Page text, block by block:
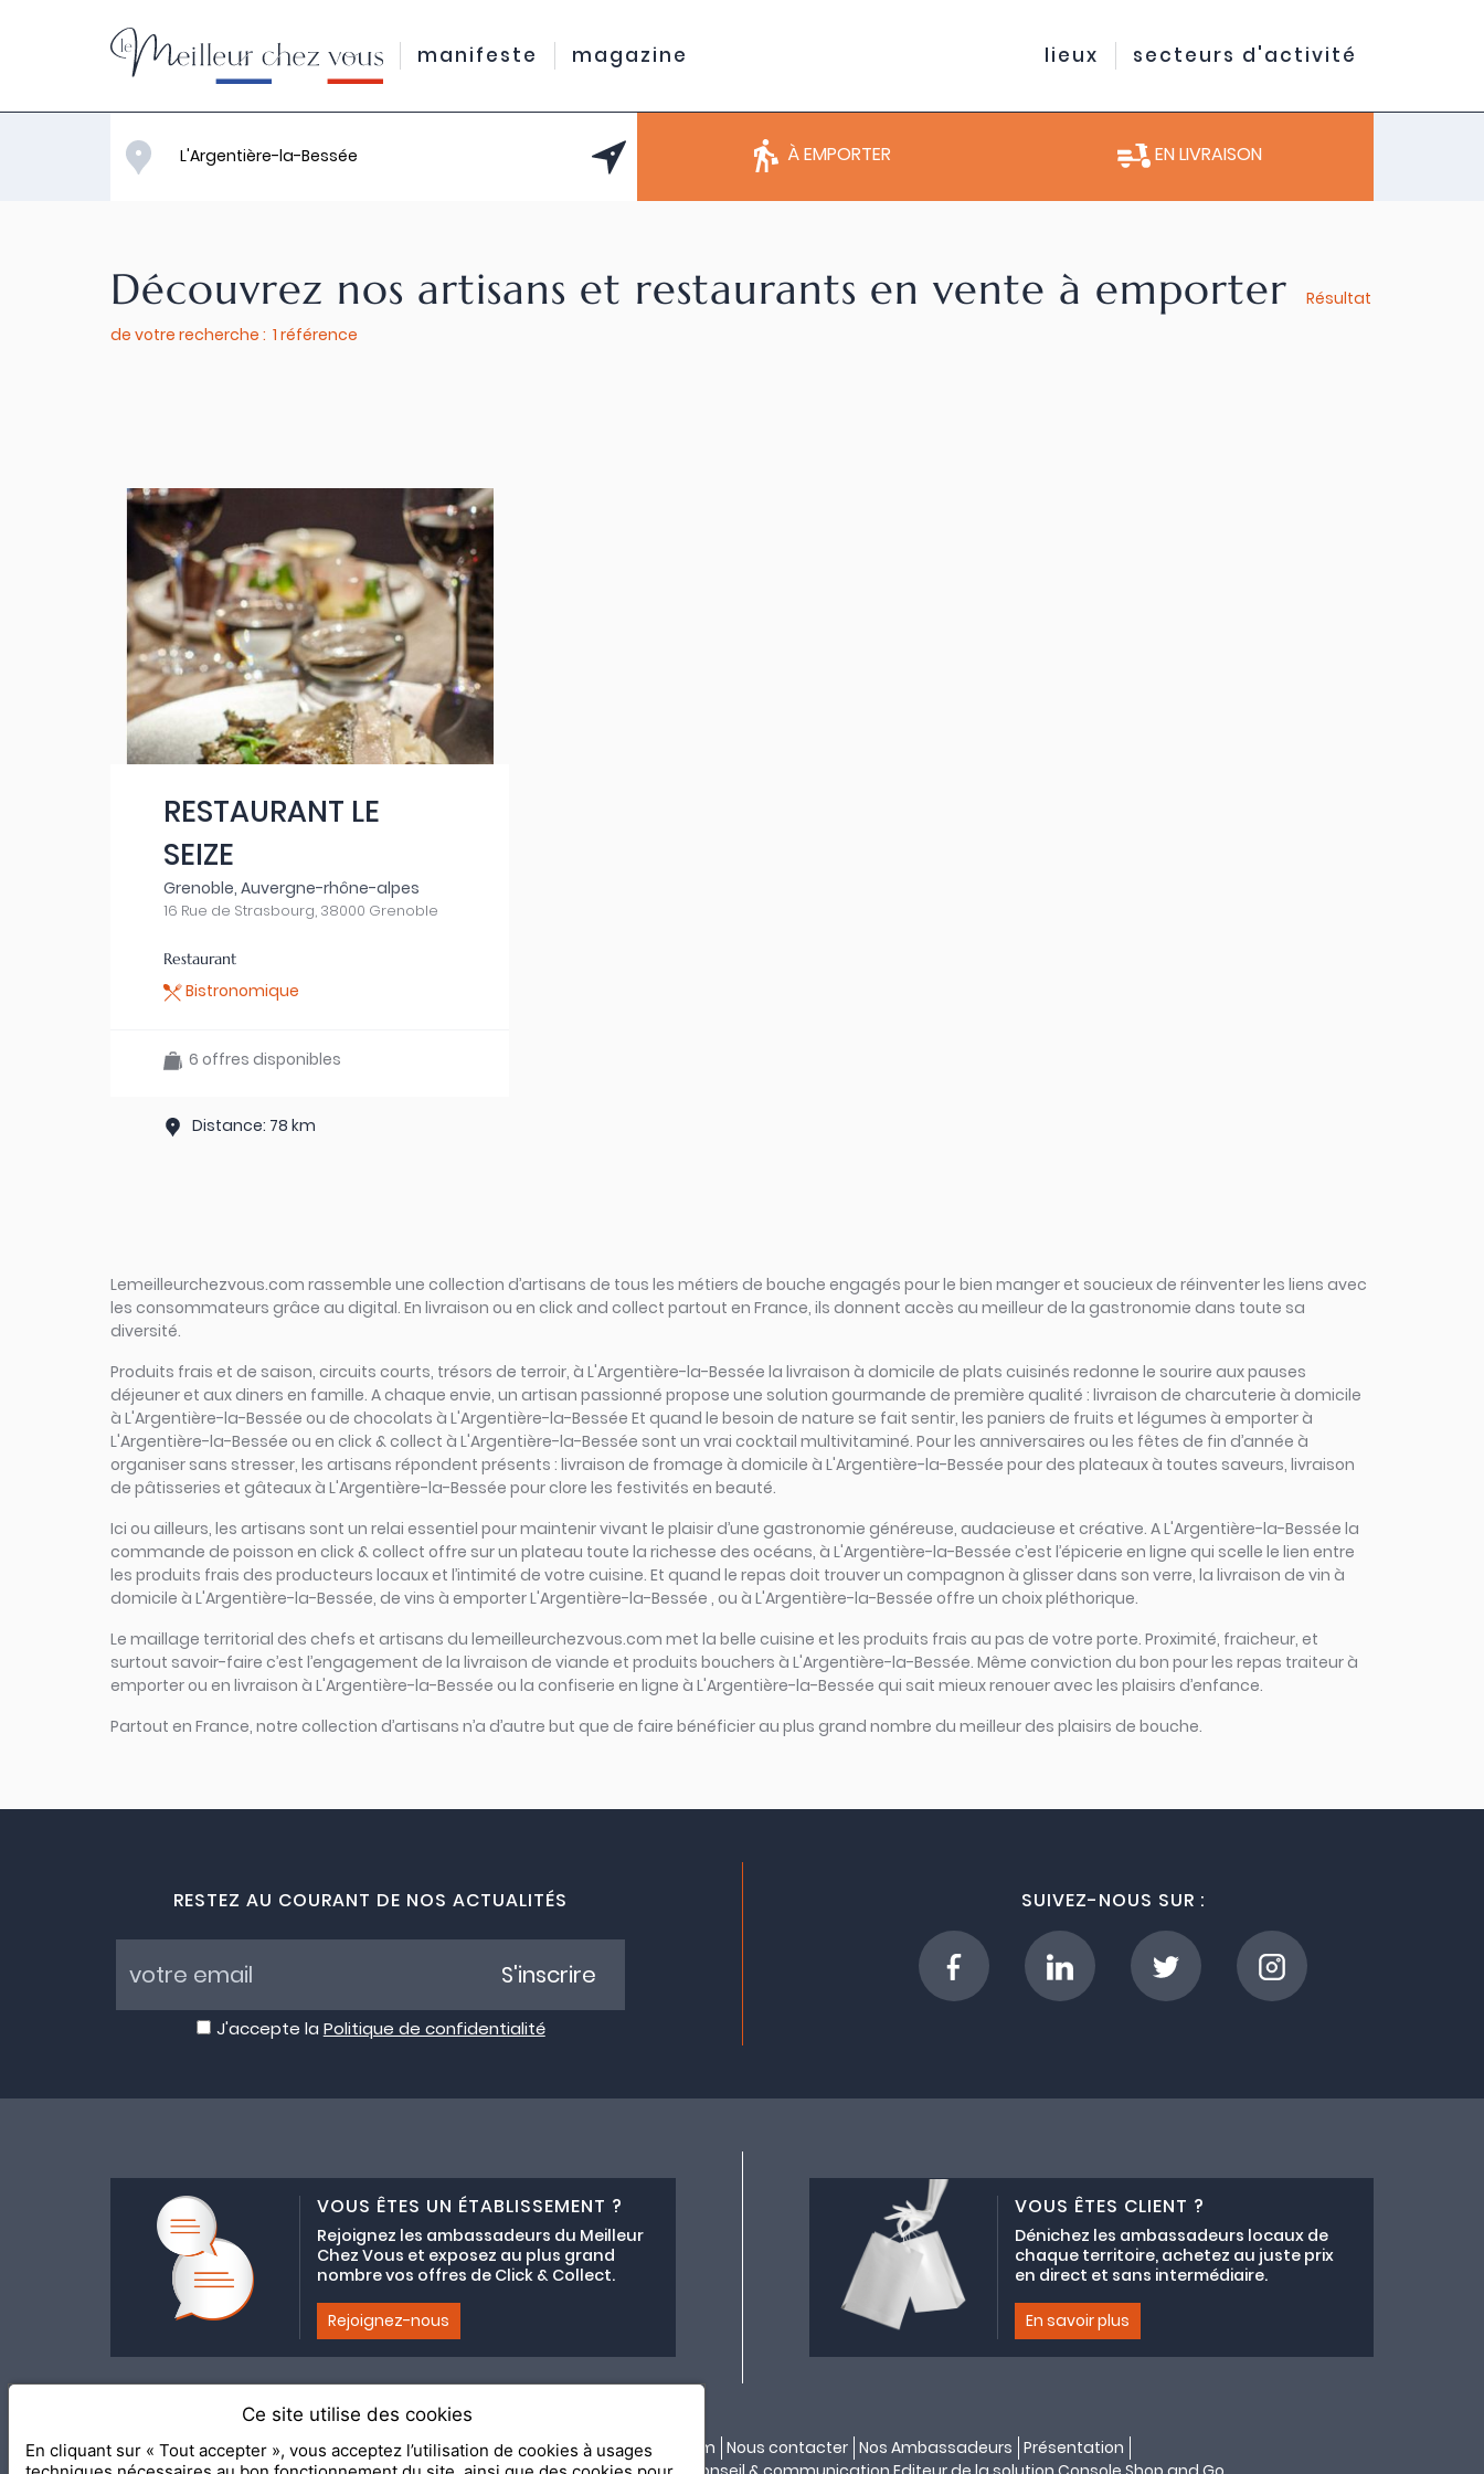
manifeste magazine lieux secteurs d'activité
À EMPORTER EN LIVRAISON
Découvrez nos artisans et restaurants en vente à emporter
Résultat
de votre recherche : 1 référence
RESTAURANT LE
SEIZE
Grenoble, Auvergne-rhône-alpes
16 Rue de Strasbourg, 38000 Grenoble
Restaurant
Bistronomique
6 offres disponibles
Distance: 78 km
Lemeilleurchezvous.com rassemble une collection d’artisans de tous les métiers de bouche engagés pour le bien manger et soucieux de réinventer les liens avec
les consommateurs grâce au digital. En livraison ou en click and collect partout en France, ils donnent accès au meilleur de la gastronomie dans toute sa
diversité.
Produits frais et de saison, circuits courts, trésors de terroir, à L'Argentière-la-Bessée la livraison à domicile de plats cuisinés redonne le sourire aux pauses
déjeuner et aux diners en famille. A chaque envie, un artisan passionné propose une solution gourmande de première qualité : livraison de charcuterie à domicile
à L'Argentière-la-Bessée ou de chocolats à L'Argentière-la-Bessée Et quand le besoin de nature se fait sentir, les paniers de fruits et légumes à emporter à
L'Argentière-la-Bessée ou en click & collect à L'Argentière-la-Bessée sont un vrai cocktail multivitaminé. Pour les anniversaires ou les fêtes de fin d’année à
organiser sans stresser, les artisans répondent présents : livraison de fromage à domicile à L'Argentière-la-Bessée pour des plateaux à toutes saveurs, livraison
de pâtisseries et gâteaux à L'Argentière-la-Bessée pour clore les festivités en beauté.
Ici ou ailleurs, les artisans sont un relai essentiel pour maintenir vivant le plaisir d’une gastronomie généreuse, audacieuse et créative. A L'Argentière-la-Bessée la
commande de poisson en click & collect offre sur un plateau toute la richesse des océans, à L'Argentière-la-Bessée c’est l’épicerie en ligne qui scelle le lien entre
les produits frais des producteurs locaux et l’intimité de votre cuisine. Et quand le repas doit trouver un compagnon à glisser dans son verre, la livraison de vin à
domicile à L'Argentière-la-Bessée, de vins à emporter L'Argentière-la-Bessée , ou à L'Argentière-la-Bessée offre un choix pléthorique.
Le maillage territorial des chefs et artisans du lemeilleurchezvous.com met la belle cuisine et les produits frais au pas de votre porte. Proximité, fraicheur, et
surtout savoir-faire c’est l’engagement de la livraison de viande et produits bouchers à L'Argentière-la-Bessée. Même conviction du bon pour les repas traiteur à
emporter ou en livraison à L'Argentière-la-Bessée ou la confiserie en ligne à L'Argentière-la-Bessée qui sait mieux renouer avec les plaisirs d’enfance.
Partout en France, notre collection d’artisans n’a d’autre but que de faire bénéficier au plus grand nombre du meilleur des plaisirs de bouche.
RESTEZ AU COURANT DE NOS ACTUALITÉS
J'accepte la Politique de confidentialité
S'inscrire
SUIVEZ-NOUS SUR :
VOUS ÊTES UN ÉTABLISSEMENT ?
Rejoignez les ambassadeurs du Meilleur
Chez Vous et exposez au plus grand
nombre vos offres de Click & Collect.
Rejoignez-nous
VOUS ÊTES CLIENT ?
Dénichez les ambassadeurs locaux de
chaque territoire, achetez au juste prix
en direct et sans intermédiaire.
En savoir plus
Adhésion au collectif lemeilleurchezvous.com Nous contacter Nos Ambassadeurs Présentation
Ce site utilise des cookies
En cliquant sur « Tout accepter », vous acceptez l’utilisation de cookies à usages